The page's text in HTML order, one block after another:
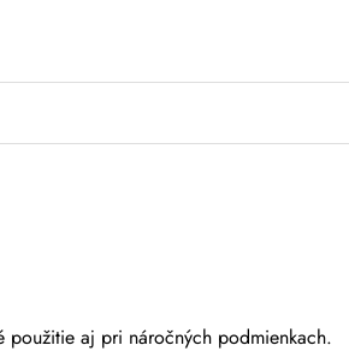
aj pri náročných podmienkach.